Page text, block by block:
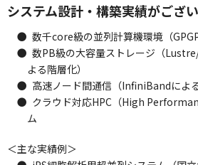
システム設計・構築実績がござい
● 数千core級の並列計算機環境（
● 数PB級の大容量ストレージ（
よる階層化）
● 高速ノード間通信（InfiniBandによ
● クラウド対応HPC（High
ム
＜主な実績例＞